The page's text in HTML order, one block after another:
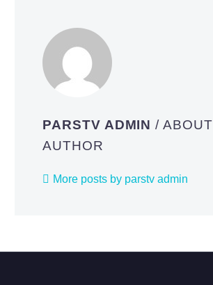
PARSTV ADMIN/ ABOUT
AUTHOR
More posts by parstv admin